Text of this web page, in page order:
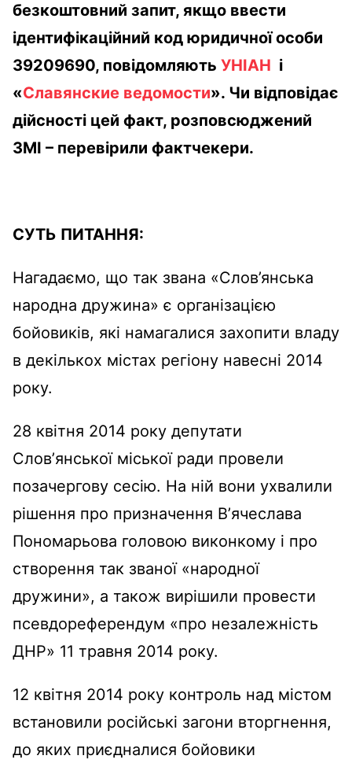
безкоштовний запит, якщо ввести
ідентифікаційний код юридичної особи
39209690, повідомляють УНІАН і
«Славянские ведомости». Чи відповідає
дійсності цей факт, розповсюджений
ЗМІ – перевірили фактчекери.
СУТЬ ПИТАННЯ:
Нагадаємо, що так звана «Слов’янська
народна дружина» є організацією
бойовиків, які намагалися захопити владу
в декількох містах регіону навесні 2014
року.
28 квітня 2014 року депутати
Словʼянської міської ради провели
позачергову сесію. На ній вони ухвалили
рішення про призначення Вʼячеслава
Пономарьова головою виконкому і про
створення так званої «народної
дружини», а також вирішили провести
псевдореферендум «про незалежність
ДНР» 11 травня 2014 року.
12 квітня 2014 року контроль над містом
встановили російські загони вторгнення,
до яких приєдналися бойовики